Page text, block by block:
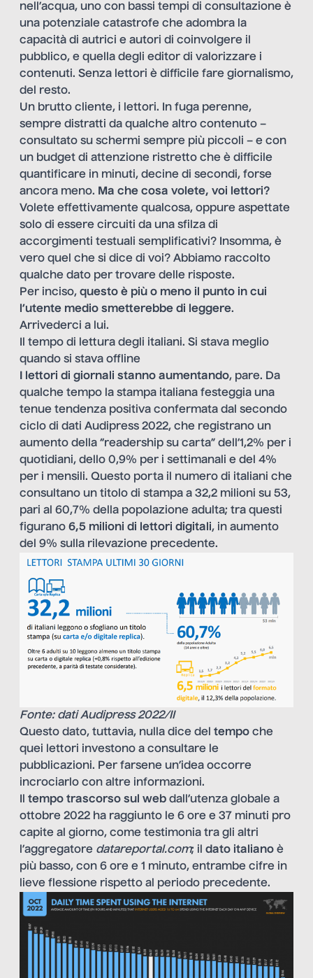
nell’acqua, uno con bassi tempi di consultazione è
una potenziale catastrofe che adombra la
capacità di autrici e autori di coinvolgere il
pubblico, e quella degli editor di valorizzare i
contenuti. Senza lettori è difficile fare giornalismo,
del resto.
Un brutto cliente, i lettori. In fuga perenne,
sempre distratti da qualche altro contenuto –
consultato su schermi sempre più piccoli – e con
un budget di attenzione ristretto che è difficile
quantificare in minuti, decine di secondi, forse
ancora meno. Ma che cosa volete, voi lettori?
Volete effettivamente qualcosa, oppure aspettate
solo di essere circuiti da una sfilza di
accorgimenti testuali semplificativi? Insomma, è
vero quel che si dice di voi? Abbiamo raccolto
qualche dato per trovare delle risposte.
Per inciso, questo è più o meno il punto in cui
l’utente medio smetterebbe di leggere.
Arrivederci a lui.
Il tempo di lettura degli italiani. Si stava meglio
quando si stava offline
I lettori di giornali stanno aumentando, pare. Da
qualche tempo la stampa italiana festeggia una
tenue tendenza positiva confermata dal secondo
ciclo di dati Audipress 2022, che registrano un
aumento della “readership su carta” dell’1,2% per i
quotidiani, dello 0,9% per i settimanali e del 4%
per i mensili. Questo porta il numero di italiani che
consultano un titolo di stampa a 32,2 milioni su 53,
pari al 60,7% della popolazione adulta; tra questi
figurano 6,5 milioni di lettori digitali, in aumento
del 9% sulla rilevazione precedente.
Fonte: dati Audipress 2022/II
Questo dato, tuttavia, nulla dice del tempo che
quei lettori investono a consultare le
pubblicazioni. Per farsene un’idea occorre
incrociarlo con altre informazioni.
tempo trascorso sul web dall’utenza globale a
ottobre 2022 ha raggiunto le 6 ore e 37 minuti pro
capite al giorno, come testimonia tra gli altri
l’aggregatore datareportal.com; il dato italiano è
più basso, con 6 ore e 1 minuto, entrambe cifre in
lieve flessione rispetto al periodo precedente.